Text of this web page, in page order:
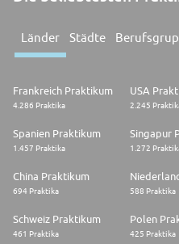
Länder Städte
Frankreich Praktikum
4.286 Praktika
USA
2.245
Spanien Praktikum
1.457 Praktika
Singapur
1.272
China Praktikum
694 Praktika 588 Praktika
Schweiz Praktikum
461 Praktika
Polen
425 Praktika